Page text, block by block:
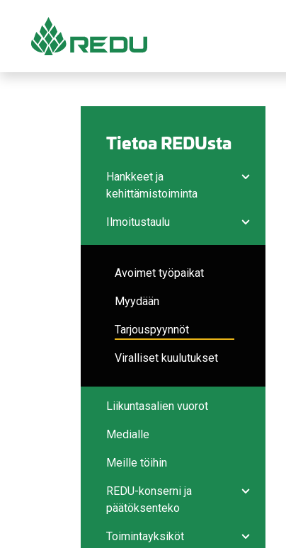
Tietoa REDUsta
Hankkeet ja
kehittämistoiminta
Ilmoitustaulu
Avoimet työpaikat
Myydään
Tarjouspyynnöt
Viralliset kuulutukset
Liikuntasalien vuorot
Medialle
Meille töihin
REDU-konserni ja
päätöksenteko
Toimintayksiköt